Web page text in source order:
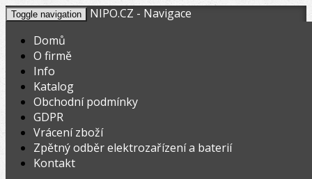
Toggle navigation
NIPO.CZ - Navigace
Domů
O firmě
Info
Katalog
Obchodní podmínky
GDPR
Vrácení zboží
Zpětný odběr elektrozařízení a baterií
Kontakt
V nákupním košíku máte
Celkem: 0,00
Registrovat Přihlásit
NIPO.CZ
CBC Rolna 30mm pro UNI60